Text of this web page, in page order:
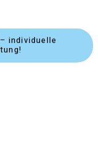
individuelle